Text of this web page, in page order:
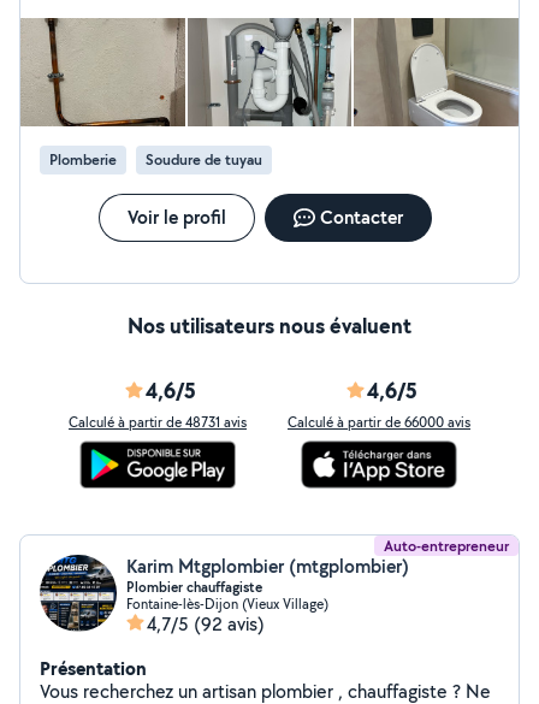
des anciens mécanisme Nous sommes vraiment satisfaits et
nous Recommandons Prix correct vu le Travail effectué
Sympathique et soigneux ! Bravo à lui ! nous n'hésiterons pas à
faire appel à lui si Besoin
Plomberie Soudure de tuyau
Voir le profil Contacter
Nos utilisateurs nous évaluent
4,6/5
Calculé à partir de 48731 avis
4,6/5
Calculé à partir de 66000 avis
Auto-entrepreneur
Karim Mtgplombier (mtgplombier)
Plombier chauffagiste
Fontaine-lès-Dijon (Vieux Village)
4,7/5 (92 avis)
Présentation
Vous recherchez un artisan plombier , chauffagiste ? Ne